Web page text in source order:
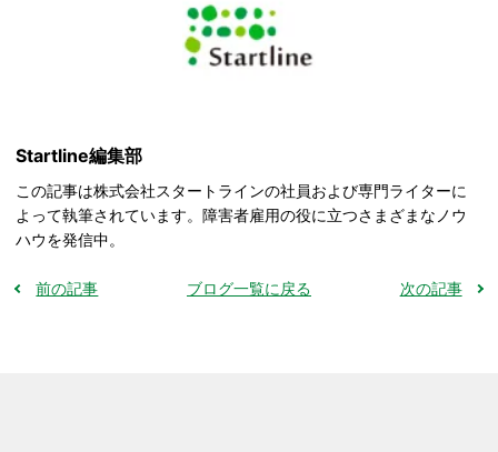
Startline編集部
この記事は株式会社スタートラインの社員および専門ライターに
よって執筆されています。障害者雇用の役に立つさまざまなノウ
ハウを発信中。
前の記事 ブログ一覧に戻る 次の記事